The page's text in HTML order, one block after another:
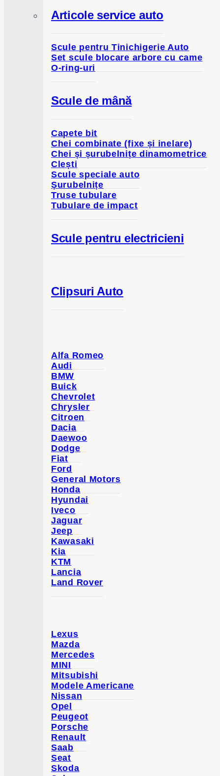
Articole service auto
Scule pentru Tinichigerie Auto
Set scule blocare arbore cu came
O-ring-uri
Scule de mână
Capete bit
Chei combinate (fixe și inelare)
Chei și șurubelnițe dinamometrice
Clești
Scule speciale auto
Șurubelnițe
Truse tubulare
Tubulare de impact
Scule pentru electricieni
Clipsuri Auto
Alfa Romeo
Audi
BMW
Buick
Chevrolet
Chrysler
Citroen
Dacia
Daewoo
Dodge
Fiat
Ford
General Motors
Honda
Hyundai
Iveco
Jaguar
Jeep
Kawasaki
Kia
KTM
Lancia
Land Rover
Lexus
Mazda
Mercedes
MINI
Mitsubishi
Modele Americane
Nissan
Opel
Peugeot
Porsche
Renault
Saab
Seat
Skoda